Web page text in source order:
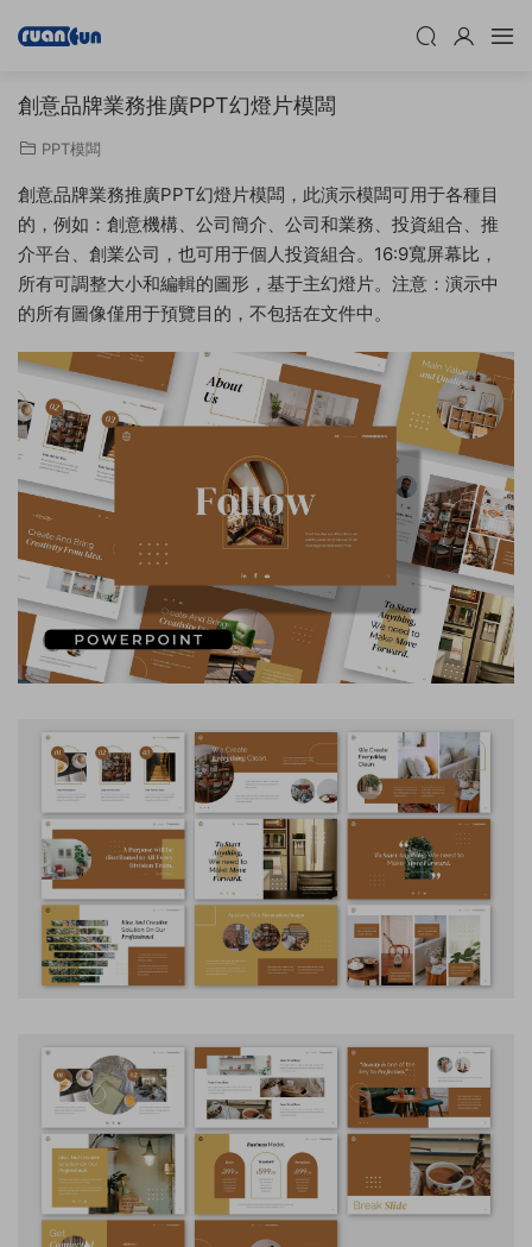
創意品牌業務推廣PPT幻燈片模闆
PPT模闆
創意品牌業務推廣PPT幻燈片模闆，此演示模闆可用于各種目
的，例如：創意機構、公司簡介、公司和業務、投資組合、推
介平台、創業公司，也可用于個人投資組合。16:9寬屏幕比，
所有可調整大小和編輯的圖形，基于主幻燈片。注意：演示中
的所有圖像僅用于預覽目的，不包括在文件中。